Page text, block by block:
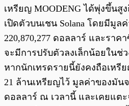
เหรียญ MOODENG ได้พุ่งขึ้นสูง
เปิดตัวบนเชน Solana โดยมีมูล
220,870,277 ดอลลาร์ และราค
จะมีการปรับตัวลงเล็กน้อยในช่
หากนักเทรดรายนี้ยังคงถือเหรี
21 ล้านเหรียญไว้ มูลค่าของมัน
ดอลลาร์ ณ เวลานี้ และเคยแต